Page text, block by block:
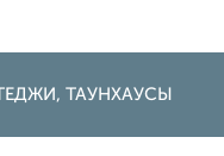
ТАУНХАУСЫ